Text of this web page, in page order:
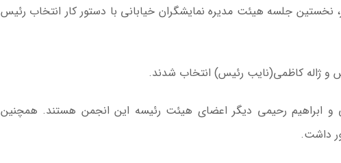
نخستین جلسه هیئت مدیره نمایشگران خیابانی با دستور کار انتخاب رئیس
و ژاله کاظمی(نایب رئیس) انتخاب شدند.
و ابراهیم رحیمی دیگر اعضای هیئت رئیسه این انجمن هستند. همچنین
داشت.